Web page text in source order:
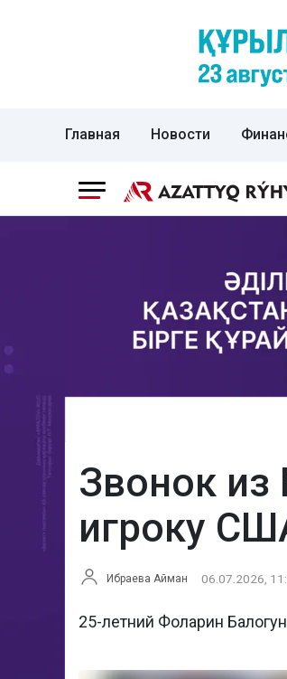
Главная Новости
Звонок
игроку
Ибраева Айман 06.07.2026,
25-летний Фоларин